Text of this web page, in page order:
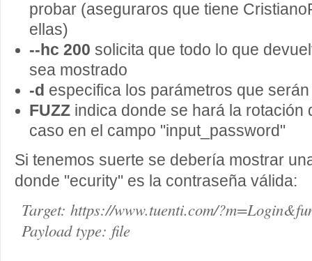
probar (aseguraros que tiene
ellas)
--hc 200 solicita que todo lo que
sea mostrado
-d especifica los parámetros que
FUZZ indica donde se hará la rotación
caso en el campo "input_password"
Si tenemos suerte se debería mostrar
donde "ecurity" es la contraseña válida:
Target: https://www.tuenti.com/
Payload type: file